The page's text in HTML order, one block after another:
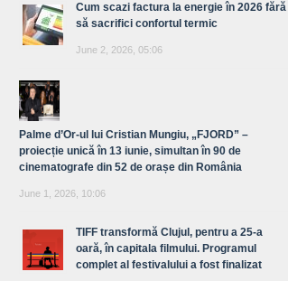
Cum scazi factura la energie în 2026 fără
să sacrifici confortul termic
June 2, 2026, 05:06
Palme d’Or-ul lui Cristian Mungiu, „FJORD” –
proiecție unică în 13 iunie, simultan în 90 de
cinematografe din 52 de orașe din România
June 1, 2026, 10:06
TIFF transformă Clujul, pentru a 25-a
oară, în capitala filmului. Programul
complet al festivalului a fost finalizat